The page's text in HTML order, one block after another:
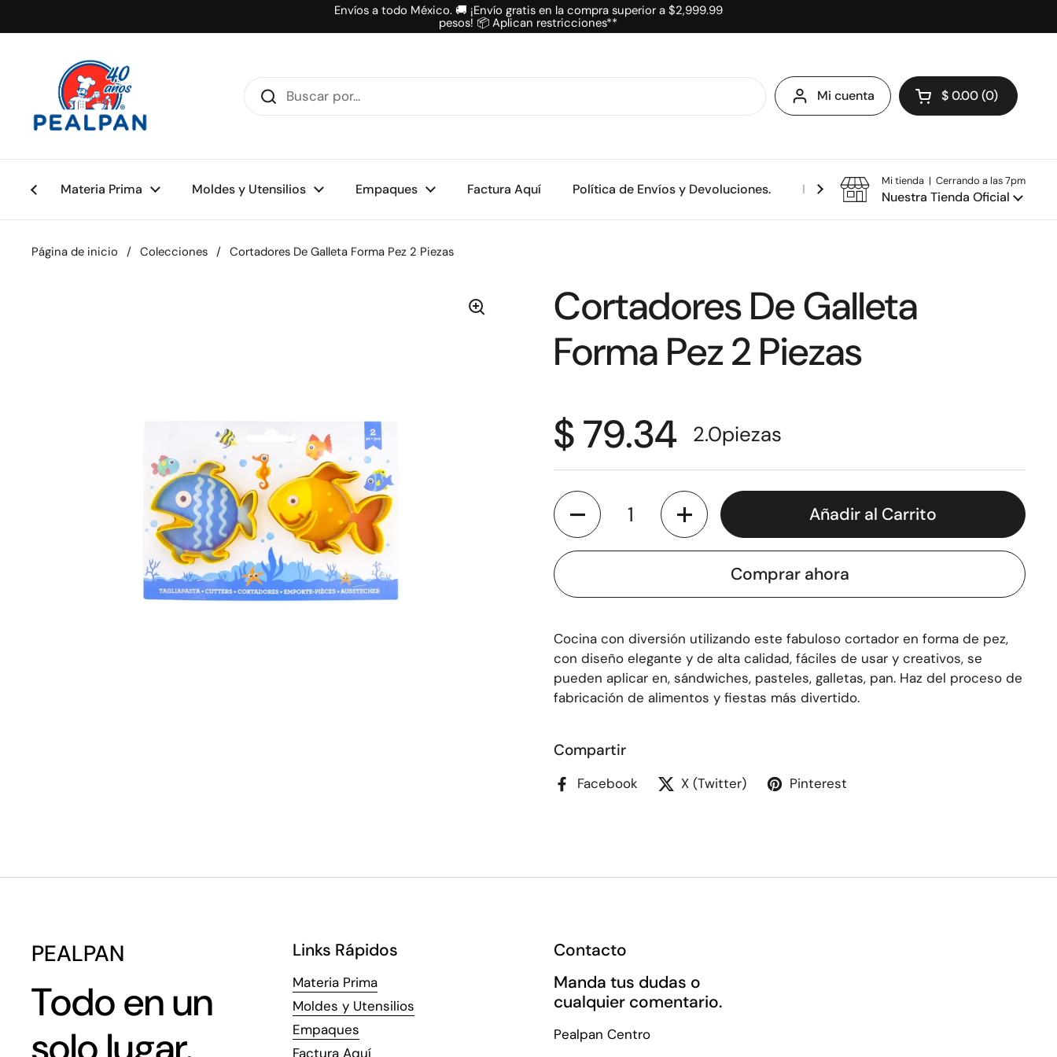
Envíos a todo México. 🚚 ¡Envío gratis en la compra superior a $2,999.99
pesos! 📦 Aplican restricciones**
Mi cuenta Abrir carrito
$ 0.00 0
Materia Prima Moldes y Utensilios Empaques Factura Aquí Política de Envíos y Devoluciones. Política de privacidad.
Mi tienda | Cerrando a las 7pm
Nuestra Tienda Oficial
Página de inicio / Colecciones / Cortadores De Galleta Forma Pez 2 Piezas
Cortadores De Galleta
Forma Pez 2 Piezas
$ 79.34
2.0piezas
Cantidad
Añadir al Carrito
Comprar ahora
Cocina con diversión utilizando este fabuloso cortador en forma de pez,
con diseño elegante y de alta calidad, fáciles de usar y creativos, se
pueden aplicar en, sándwiches, pasteles, galletas, pan. Haz del proceso de
fabricación de alimentos y fiestas más divertido.
Compartir
Facebook X (Twitter) Pinterest
PEALPAN
Todo en un
Links Rápidos
Materia Prima
Moldes y Utensilios
Empaques
Factura Aquí
Contacto
Manda tus dudas o
cualquier comentario.
Pealpan Centro